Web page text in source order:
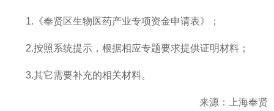
1.《奉贤区生物医药产业专项资金申请表》；
2.按照系统提示，根据相应专题要求提供证明材料；
3.其它需要补充的相关材料。
来源：上海奉贤